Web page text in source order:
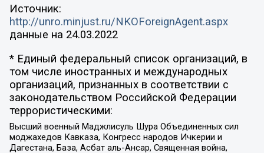
Источник:
http://unro.minjust.ru/NKOForeignAgent.aspx
данные на 24.03.2022
* Единый федеральный список организаций, в
том числе иностранных и международных
организаций, признанных в соответствии с
законодательством Российской Федерации
террористическими:
Высший военный Маджлисуль Шура Объединенных сил
моджахедов Кавказа, Конгресс народов Ичкерии и
Дагестана, База, Асбат аль-Ансар, Священная война,